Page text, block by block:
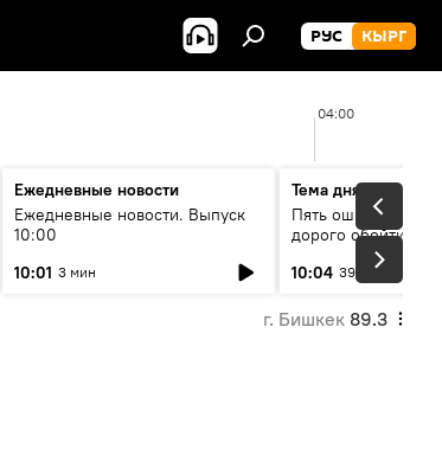
РУС КЫРГ
04:00
Ежедневные новости
Ежедневные новости. Выпуск
10:00
10:01 3 мин
Тема дня
Пять ошибок
дорого обойтись
10:04 39 мин
г. Бишкек 89.3